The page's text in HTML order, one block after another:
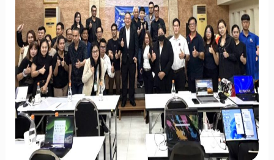
ธุรกิจ
อัจฉริยะ”
ยก
ระดับ
กำลัง
คน
AI
เสริม
ขีด
ความ